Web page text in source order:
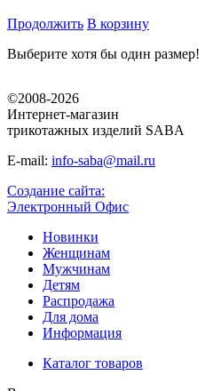
Продолжить В корзину
Выберите хотя бы один размер!
©2008-2026
Интернет-магазин
трикотажных изделий SABA
E-mail: info-saba@mail.ru
Создание сайта:
Электронный Офис
Новинки
Женщинам
Мужчинам
Детям
Распродажа
Для дома
Информация
Каталог товаров